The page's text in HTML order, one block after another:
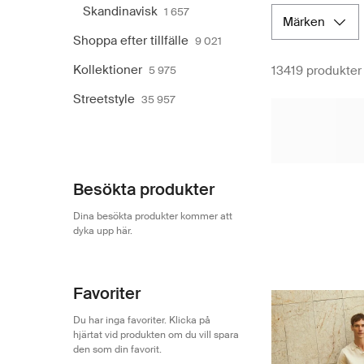
Skandinavisk 1 657
Shoppa efter tillfälle 9 021
Kollektioner 5 975
Streetstyle 35 957
Besökta produkter
Dina besökta produkter kommer att
dyka upp här.
Favoriter
Du har inga favoriter. Klicka på
hjärtat vid produkten om du vill spara
den som din favorit.
rena linjer och
Klicka dig
inspiration från
märken
13419 produkter